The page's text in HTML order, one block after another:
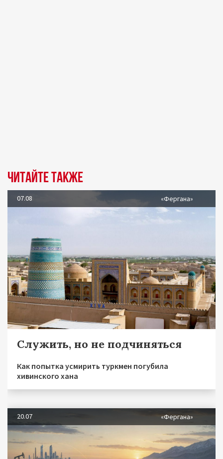
Читайте также
07.08 «Фергана»
Служить, но не подчиняться
Как попытка усмирить туркмен погубила
хивинского хана
20.07 «Фергана»